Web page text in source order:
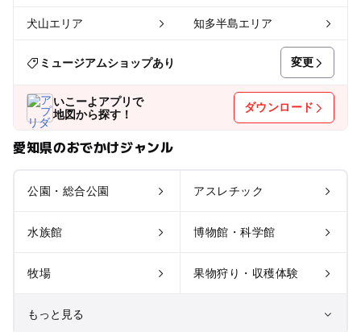
犬山エリア 知多半島エリア
ミュージアムショップあり 変更
いこーよアプリで
地図から探す！
ダウンロード
愛知県のおでかけジャンル
公園・総合公園 アスレチック
水族館 博物館・科学館
牧場 果物狩り・収穫体験
もっと見る